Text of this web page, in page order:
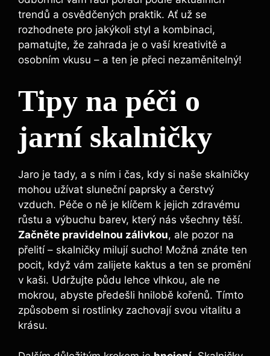
trendů a osvědčených praktik. Ať už se
rozhodnete pro jakýkoli styl a kombinaci,
pamatujte, že zahrada je o vaší kreativitě a
osobním vkusu – a ten je přeci nezaměnitelný!
Tipy na péči o
jarní skalničky
Jaro je tady, a s ním i čas, kdy si naše skalničky
mohou užívat sluneční paprsky a čerstvý
vzduch. Péče o ně je klíčem k jejich zdravému
růstu a výbuchu barev, který nás všechny těší.
Začněte pravidelnou zálivkou, ale pozor na
přelití – skalničky milují sucho! Možná znáte ten
pocit, když vám zalijete kaktus a ten se promění
v kaši. Udržujte půdu lehce vlhkou, ale ne
mokrou, abyste předešli hnilobě kořenů. Tímto
způsobem si rostlinky zachovají svou vitalitu a
krásu.